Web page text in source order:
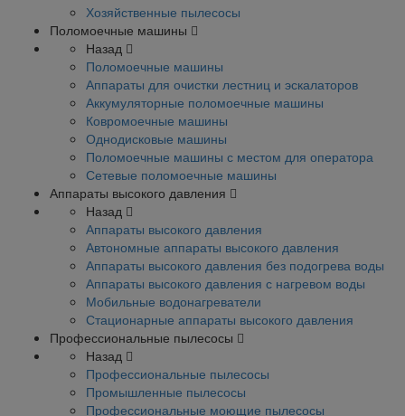
Хозяйственные пылесосы
Поломоечные машины
Назад
Поломоечные машины
Аппараты для очистки лестниц и эскалаторов
Аккумуляторные поломоечные машины
Ковромоечные машины
Однодисковые машины
Поломоечные машины с местом для оператора
Сетевые поломоечные машины
Аппараты высокого давления
Назад
Аппараты высокого давления
Автономные аппараты высокого давления
Аппараты высокого давления без подогрева воды
Аппараты высокого давления с нагревом воды
Мобильные водонагреватели
Стационарные аппараты высокого давления
Профессиональные пылесосы
Назад
Профессиональные пылесосы
Промышленные пылесосы
Профессиональные моющие пылесосы